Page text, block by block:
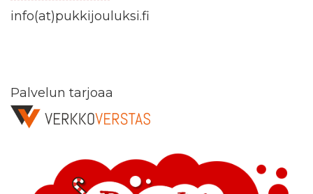
info(at)pukkijouluksi.fi
Palvelun tarjoaa